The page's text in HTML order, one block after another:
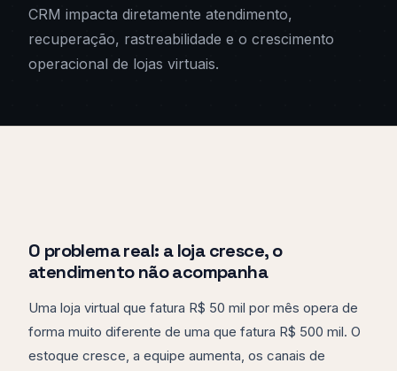
CRM impacta diretamente atendimento,
recuperação, rastreabilidade e o crescimento
operacional de lojas virtuais.
O problema real: a loja cresce, o
atendimento não acompanha
Uma loja virtual que fatura R$ 50 mil por mês opera de
forma muito diferente de uma que fatura R$ 500 mil. O
estoque cresce, a equipe aumenta, os canais de